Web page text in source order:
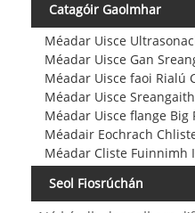
Catagóir Gaolmhar
Méadar Uisce
Méadar Uisce Gan
Méadar Uisce faoi Rialú
Méadar Uisce
Méadar Uisce flange Big
Méadair Eochrach
Méadar Cliste Fuinnimh
Seol Fiosrúchán